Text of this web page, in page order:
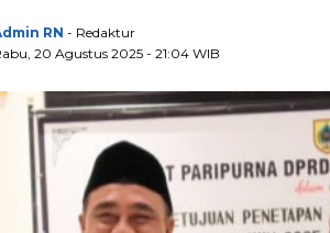
RN - Redaktur
20 Agustus 2025 - 21:04 WIB